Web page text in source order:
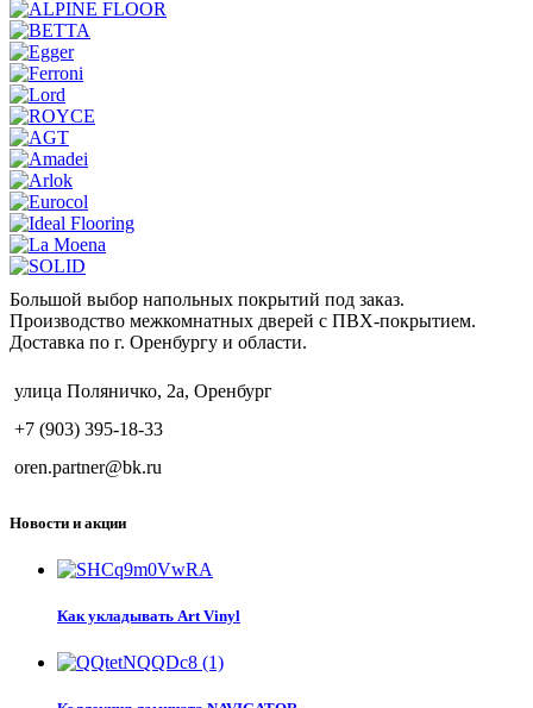
Большой выбор напольных покрытий под заказ.
Производство межкомнатных дверей с ПВХ-покрытием.
Доставка по г. Оренбургу и области.
улица Поляничко, 2а, Оренбург
+7 (903) 395-18-33
oren.partner@bk.ru
Новости и акции
Как укладывать Art Vinyl